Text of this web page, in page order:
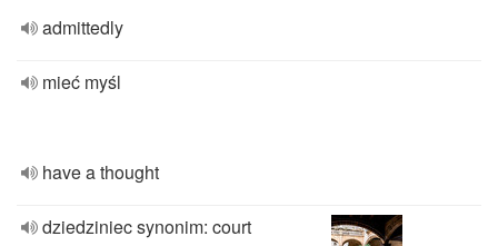
admittedly
mieć myśl
have a thought
dziedziniec synonim: court